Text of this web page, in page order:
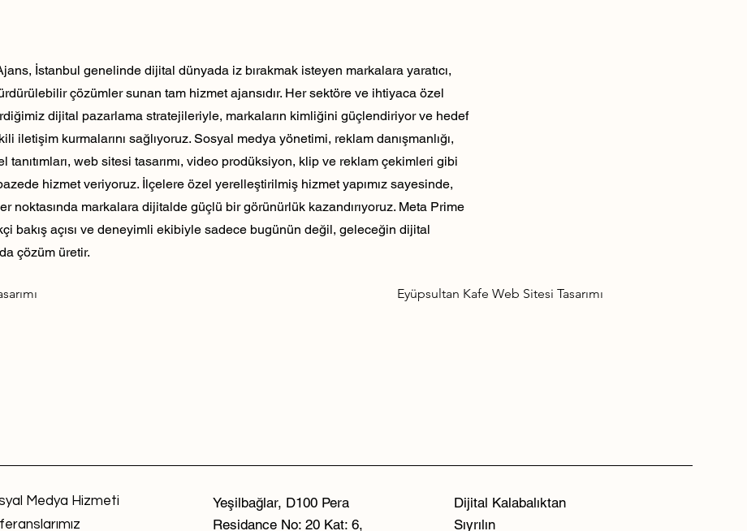
İstanbul genelinde dijital dünyada iz bırakmak isteyen markalara yaratıcı,
çözümler sunan tam hizmet ajansıdır. Her sektöre ve ihtiyaca özel
dijital pazarlama stratejileriyle, markaların kimliğini güçlendiriyor ve hedef
iletişim kurmalarını sağlıyoruz. Sosyal medya yönetimi, reklam danışmanlığı,
tanıtımları, web sitesi tasarımı, video prodüksiyon, klip ve reklam çekimleri gibi
hizmet veriyoruz. İlçelere özel yerelleştirilmiş hizmet yapımız sayesinde,
noktasında markalara dijitalde güçlü bir görünürlük kazandırıyoruz. Meta Prime
bakış açısı ve deneyimli ekibiyle sadece bugünün değil, geleceğin dijital
çözüm üretir.
Eyüpsultan Kafe Web Sitesi Tasarımı
Medya Hizmeti
Yeşilbağlar, D100 Pera
Residance No: 20 Kat: 6,
Dijital Kalabalıktan
Sıyrılın